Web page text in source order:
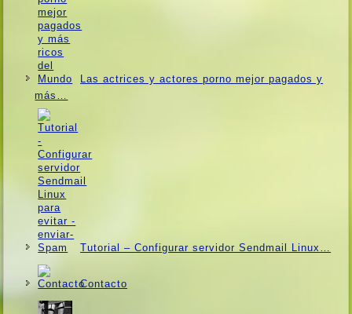
Las actrices y actores porno mejor pagados y
más…
Tutorial – Configurar servidor Sendmail Linux…
Contacto